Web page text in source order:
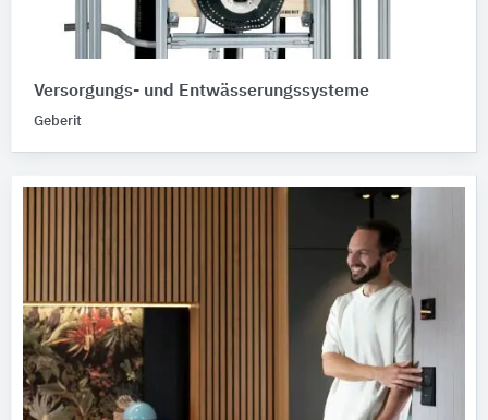
Versorgungs- und Entwässerungssysteme
Geberit